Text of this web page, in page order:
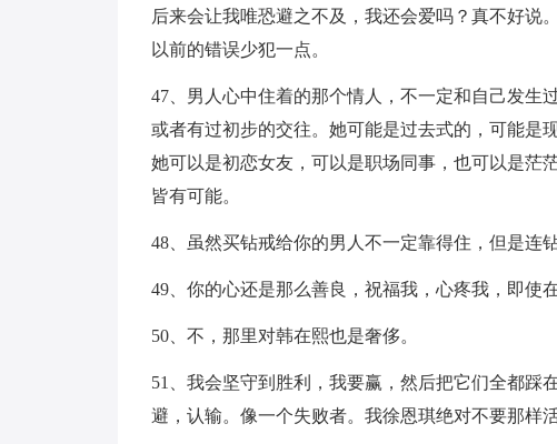
后来会让我唯恐避之不及，我还会爱吗？真不好说
以前的错误少犯一点。
47、男人心中住着的那个情人，不一定和自己发生
或者有过初步的交往。她可能是过去式的，可能
她可以是初恋女友，可以是职场同事，也可以是
皆有可能。
48、虽然买钻戒给你的男人不一定靠得住，但是连
49、你的心还是那么善良，祝福我，心疼我，即使
50、不，那里对韩在熙也是奢侈。
51、我会坚守到胜利，我要赢，然后把它们全都踩
避，认输。像一个失败者。我徐恩琪绝对不要那样活